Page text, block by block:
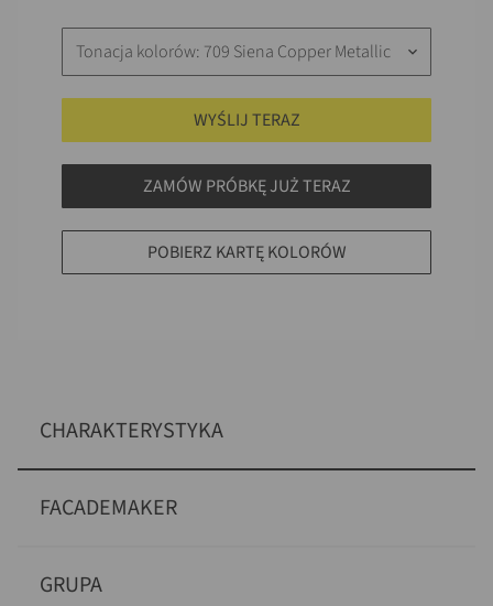
Tonacja kolorów: 709 Siena Copper Metallic keyboard_arrow_down
WYŚLIJ TERAZ
ZAMÓW PRÓBKĘ JUŻ TERAZ
POBIERZ KARTĘ KOLORÓW
CHARAKTERYSTYKA
FACADEMAKER
GRUPA